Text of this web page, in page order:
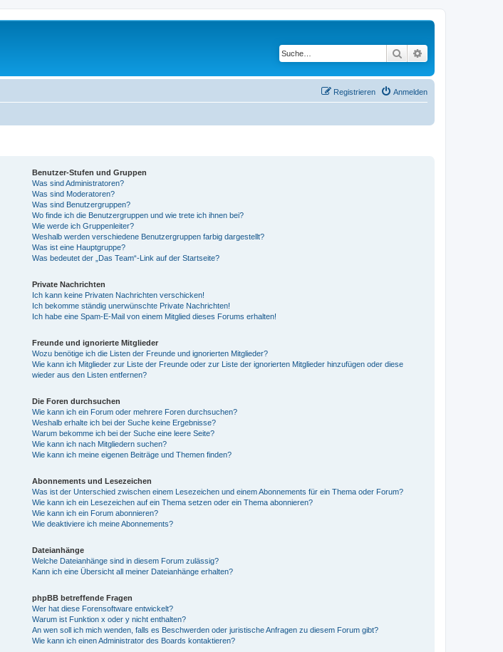
Suche
Anmelden
Registrieren
Benutzer-Stufen und Gruppen
Was sind Administratoren?
Was sind Moderatoren?
Was sind Benutzergruppen?
Wo finde ich die Benutzergruppen und wie trete ich ihnen bei?
Wie werde ich Gruppenleiter?
Weshalb werden verschiedene Benutzergruppen farbig dargestellt?
Was ist eine Hauptgruppe?
Was bedeutet der „Das Team“-Link auf der Startseite?
Private Nachrichten
Ich kann keine Privaten Nachrichten verschicken!
Ich bekomme ständig unerwünschte Private Nachrichten!
Ich habe eine Spam-E-Mail von einem Mitglied dieses Forums erhalten!
Freunde und ignorierte Mitglieder
Wozu benötige ich die Listen der Freunde und ignorierten Mitglieder?
Wie kann ich Mitglieder zur Liste der Freunde oder zur Liste der ignorierten Mitglieder hinzufügen oder diese
wieder aus den Listen entfernen?
Die Foren durchsuchen
Wie kann ich ein Forum oder mehrere Foren durchsuchen?
Weshalb erhalte ich bei der Suche keine Ergebnisse?
Warum bekomme ich bei der Suche eine leere Seite?
Wie kann ich nach Mitgliedern suchen?
Wie kann ich meine eigenen Beiträge und Themen finden?
Abonnements und Lesezeichen
Was ist der Unterschied zwischen einem Lesezeichen und einem Abonnements für ein Thema oder Forum?
Wie kann ich ein Lesezeichen auf ein Thema setzen oder ein Thema abonnieren?
Wie kann ich ein Forum abonnieren?
Wie deaktiviere ich meine Abonnements?
Dateianhänge
Welche Dateianhänge sind in diesem Forum zulässig?
Kann ich eine Übersicht all meiner Dateianhänge erhalten?
phpBB betreffende Fragen
Wer hat diese Forensoftware entwickelt?
Warum ist Funktion x oder y nicht enthalten?
An wen soll ich mich wenden, falls es Beschwerden oder juristische Anfragen zu diesem Forum gibt?
Wie kann ich einen Administrator des Boards kontaktieren?